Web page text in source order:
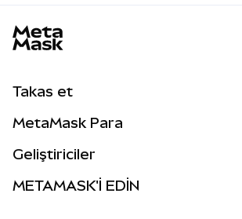
Takas et
Perps
RWA'lar
MetaMask Para
Geliştiriciler
METAMASK'İ EDİN